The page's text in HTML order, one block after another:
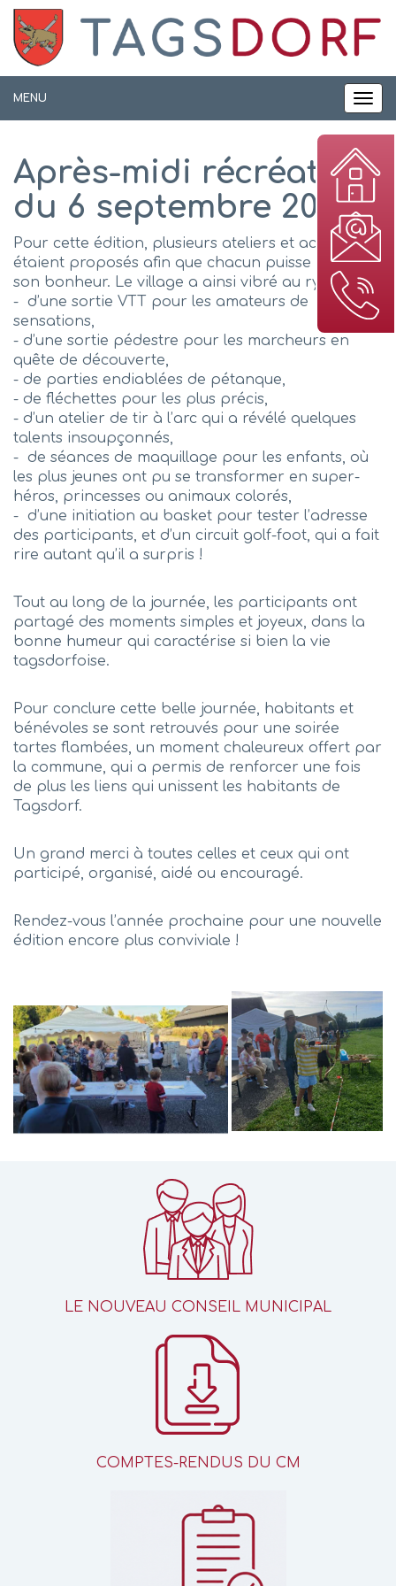
MENU
Après-midi récréative
du 6 septembre 2025
Pour cette édition, plusieurs ateliers et activités
étaient proposés afin que chacun puisse y trouver
son bonheur. Le village a ainsi vibré au rythme :
- d’une sortie VTT pour les amateurs de
sensations,
- d’une sortie pédestre pour les marcheurs en
quête de découverte,
- de parties endiablées de pétanque,
- de fléchettes pour les plus précis,
- d’un atelier de tir à l’arc qui a révélé quelques
talents insoupçonnés,
- de séances de maquillage pour les enfants, où
les plus jeunes ont pu se transformer en super-
héros, princesses ou animaux colorés,
- d’une initiation au basket pour tester l’adresse
des participants, et d’un circuit golf-foot, qui a fait
rire autant qu’il a surpris !
Tout au long de la journée, les participants ont
partagé des moments simples et joyeux, dans la
bonne humeur qui caractérise si bien la vie
tagsdorfoise.
Pour conclure cette belle journée, habitants et
bénévoles se sont retrouvés pour une soirée
tartes flambées, un moment chaleureux offert par
la commune, qui a permis de renforcer une fois
de plus les liens qui unissent les habitants de
Tagsdorf.
Un grand merci à toutes celles et ceux qui ont
participé, organisé, aidé ou encouragé.
Rendez-vous l’année prochaine pour une nouvelle
édition encore plus conviviale !
LE NOUVEAU CONSEIL MUNICIPAL
COMPTES-RENDUS DU CM
Panneau de gestion des cookies